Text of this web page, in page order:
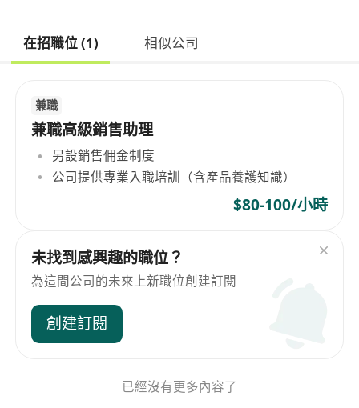
在招職位 (1) 相似公司
兼職
兼職高級銷售助理
另設銷售佣金制度
公司提供專業入職培訓（含產品養護知識）
$80-100/小時
未找到感興趣的職位？
為這間公司的未來上新職位創建訂閱
創建訂閱
已經沒有更多內容了